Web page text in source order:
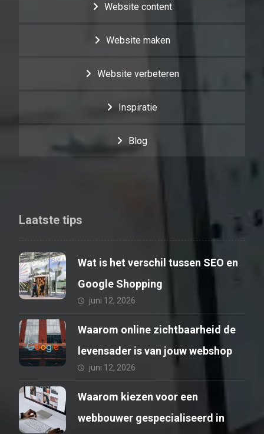
Website content
Website maken
Website verbeteren
Inspiratie
Blog
Laatste tips
Wat is het verschil tussen SEO en
Google Shopping
juni 12, 2026
Waarom online zichtbaarheid de
levensader is van jouw webshop
juni 12, 2026
Waarom kiezen voor een
webbouwer gespecialiseerd in